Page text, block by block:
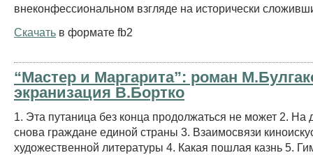
внеконфессиональном взгляде на исторически
Скачать в формате fb2
“Мастер и Маргарита”: роман
экранизация В.Бортко
1. Эта путаница без конца продолжаться не может 2.
снова граждане единой страны 3. Взаимосвязи
художественной литературы 4. Какая пошлая казнь 5.